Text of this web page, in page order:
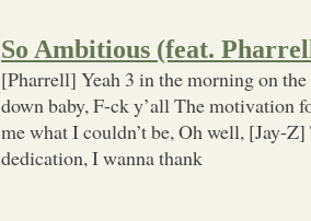
So Ambitious (feat.
[Pharrell] Yeah 3 in the morning on
down baby, F-ck y’all The motivation
me what I couldn’t be, Oh well, [Jay-
dedication, I wanna thank